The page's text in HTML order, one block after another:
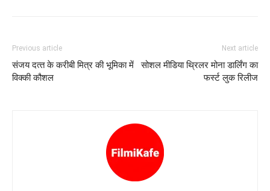
Previous article
संजय दत्‍त के करीबी मित्र की भूमिका में
विक्‍की कौशल
Next article
सोशल मीडिया थ्रिलर मोना डार्लिंग का
फर्स्‍ट लुक रिलीज